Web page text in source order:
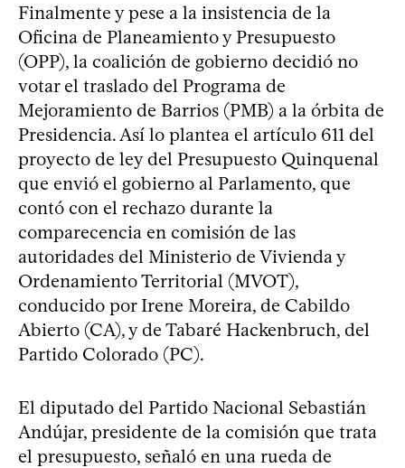
Finalmente y pese a la insistencia de la
Oficina de Planeamiento y Presupuesto
(OPP), la coalición de gobierno decidió no
votar el traslado del Programa de
Mejoramiento de Barrios (PMB) a la órbita de
Presidencia. Así lo plantea el artículo 611 del
proyecto de ley del Presupuesto Quinquenal
que envió el gobierno al Parlamento, que
contó con el rechazo durante la
comparecencia en comisión de las
autoridades del Ministerio de Vivienda y
Ordenamiento Territorial (MVOT),
conducido por Irene Moreira, de Cabildo
Abierto (CA), y de Tabaré Hackenbruch, del
Partido Colorado (PC).
El diputado del Partido Nacional Sebastián
Andújar, presidente de la comisión que trata
el presupuesto, señaló en una rueda de